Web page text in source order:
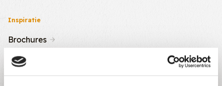
Inspiratie
Brochures
Nieuws & Tips
Recepten